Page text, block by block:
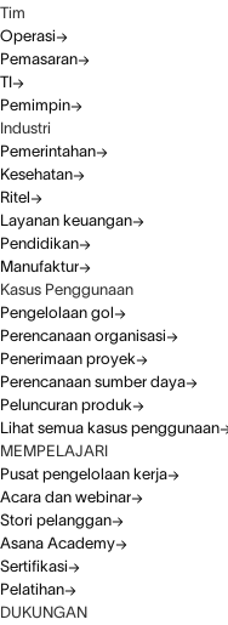
Tim
Operasi
Pemasaran
TI
Pemimpin
Industri
Pemerintahan
Kesehatan
Ritel
Layanan keuangan
Pendidikan
Manufaktur
Kasus Penggunaan
Pengelolaan gol
Perencanaan organisasi
Penerimaan proyek
Perencanaan sumber daya
Peluncuran produk
Lihat semua kasus penggunaan
MEMPELAJARI
Pusat pengelolaan kerja
Acara dan webinar
Stori pelanggan
Asana Academy
Sertifikasi
Pelatihan
DUKUNGAN